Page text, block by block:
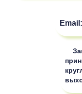
Email: